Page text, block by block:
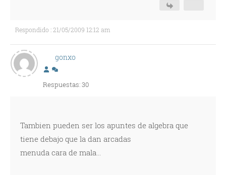
Respondido : 21/05/2009 12:12 am
gonxo
Respuestas: 30
Tambien pueden ser los apuntes de algebra que
tiene debajo que la dan arcadas
menuda cara de mala...